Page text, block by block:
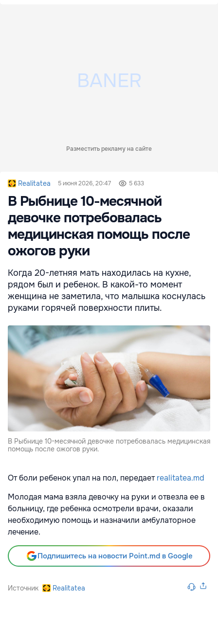
Разместить рекламу на сайте
Realitatea 5 июня 2026, 20:47 5 633
В Рыбнице 10-месячной
девочке потребовалась
медицинская помощь после
ожогов руки
Когда 20-летняя мать находилась на кухне,
рядом был и ребенок. В какой-то момент
женщина не заметила, что малышка коснулась
руками горячей поверхности плиты.
В Рыбнице 10-месячной девочке потребовалась медицинская
помощь после ожогов руки.
От боли ребенок упал на пол, передаетrealitatea.md
Молодая мама взяла девочку на руки и отвезла ее в
больницу, где ребенка осмотрели врачи, оказали
необходимую помощь и назначили амбулаторное
лечение.
Подпишитесь на новости Point.md в Google
Источник Realitatea